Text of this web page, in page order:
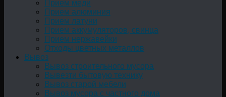
Прием меди
Прием алюминия
Прием латуни
Прием аккумуляторов, свинца
Прием нержавейки
Отходы цветных металлов
Вывоз
Вывоз строительного мусора
Вывезти бытовую технику
Вывоз старой мебели
Вывоз мусора с частного дома